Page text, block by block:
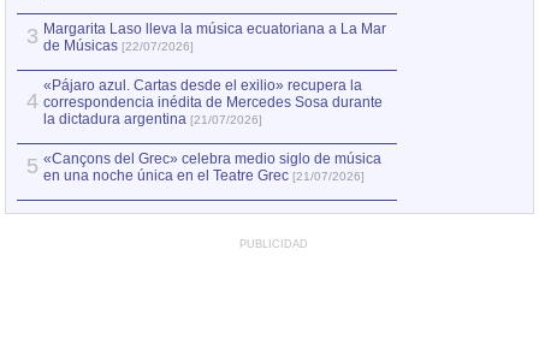
3 Margarita Laso lleva la música ecuatoriana a La Mar
de Músicas [22/07/2026]
4
«Pájaro azul. Cartas desde el exilio» recupera la
correspondencia inédita de Mercedes Sosa durante
la dictadura argentina [21/07/2026]
5 «Cançons del Grec» celebra medio siglo de música
en una noche única en el Teatre Grec [21/07/2026]
PUBLICIDAD